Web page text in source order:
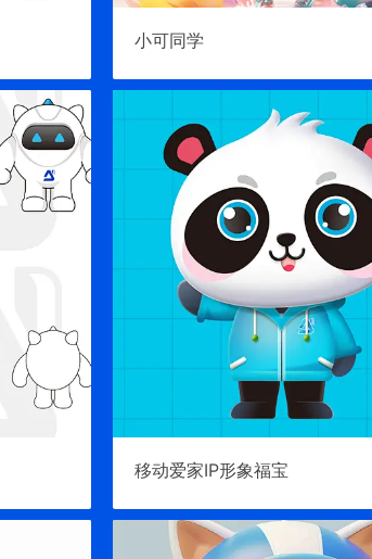
小可同学
移动爱家IP形象福宝